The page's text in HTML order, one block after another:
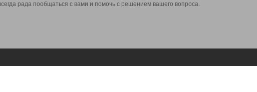
рада пообщаться с вами и помочь с решением вашего вопроса.